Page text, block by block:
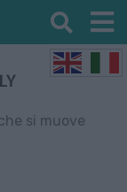
si muove